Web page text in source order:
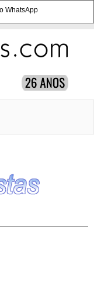
WhatsApp